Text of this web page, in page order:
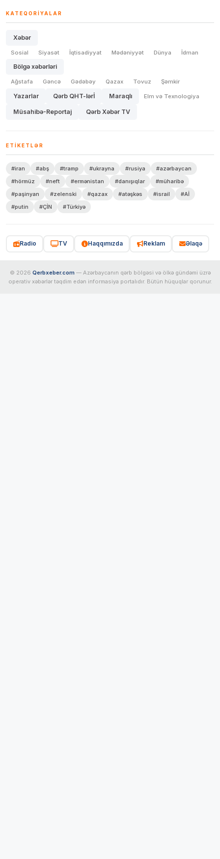
KATEQORIYALAR
Xəbər
Sosial Siyasət İqtisadiyyat Mədəniyyət Dünya İdman
Bölgə xəbərləri
Ağstafa Gəncə Gədəbəy Qazax Tovuz Şəmkir
Yazarlar Qərb QHT-lərİ Maraqlı Elm və Texnologiya
Müsahibə-Reportaj Qərb Xəbər TV
ETIKETLƏR
#iran #abş #tramp #ukrayna #rusiya
#azərbaycan
#hörmüz
#neft #ermənistan #danışıqlar
#müharibə
#paşinyan
#zelenski #qazax #atəşkəs #israil
#Aİ
#putin
#ÇİN #Türkiyə
Radio TV Haqqımızda Reklam Əlaqə
© 2026 Qerbxeber.com — Azərbaycanın qərb bölgəsi və ölkə gündəmi üzrə
operativ xəbərlər təqdim edən informasiya portalıdır. Bütün hüquqlar qorunur.